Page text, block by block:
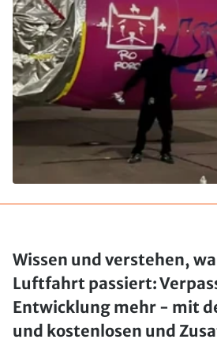
Wissen und verstehen,
Luftfahrt passiert:
Entwicklung mehr - mit
und kostenlosen und